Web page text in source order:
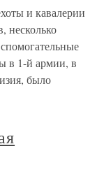
и кавалерии
несколько
в 1-й армии, в
было